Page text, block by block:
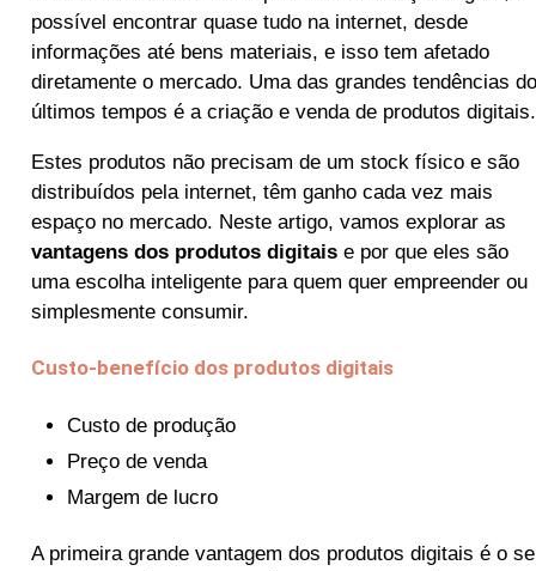
possível encontrar quase tudo na internet, desde
informações até bens materiais, e isso tem afetado
diretamente o mercado. Uma das grandes tendências
últimos tempos é a criação e venda de produtos digitais.
Estes produtos não precisam de um stock físico e são
distribuídos pela internet, têm ganho cada vez mais
espaço no mercado. Neste artigo, vamos explorar as
vantagens dos produtos digitais e por que eles são
uma escolha inteligente para quem quer empreender ou
simplesmente consumir.
Custo-benefício dos produtos digitais
Custo de produção
Preço de venda
Margem de lucro
A primeira grande vantagem dos produtos digitais é o